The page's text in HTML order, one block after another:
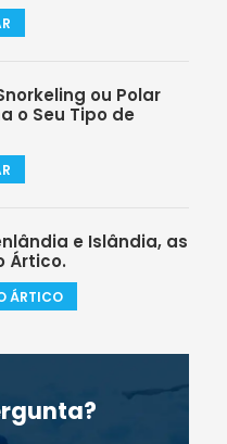
ou Polar
o Seu Tipo de
e Islândia, as
Ártico.
ÁRTICO